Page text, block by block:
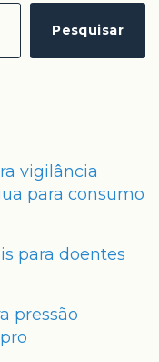
Pesquisar
vigilância
para consumo
para doentes
pressão